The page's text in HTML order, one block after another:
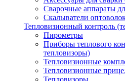
Сварочные аппараты
Скалыватели
Тепловизионный контроль
Пирометры
Приборы теплового
тепловизоры)
Тепловизионные
Тепловизионные
Тепловизоры